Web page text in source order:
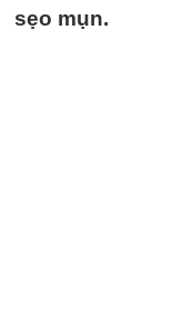
sẹo mụn.